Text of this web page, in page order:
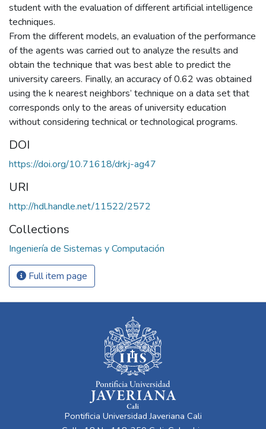
student with the evaluation of different artificial intelligence
techniques.
From the different models, an evaluation of the performance
of the agents was carried out to analyze the results and
obtain the technique that was best able to predict the
university careers. Finally, an accuracy of 0.62 was obtained
using the k nearest neighbors’ technique on a data set that
corresponds only to the areas of university education
without considering technical or technological programs.
DOI
https://doi.org/10.71618/drkj-ag47
URI
http://hdl.handle.net/11522/2572
Collections
Ingeniería de Sistemas y Computación
Full item page
Pontificia Universidad Javeriana Cali